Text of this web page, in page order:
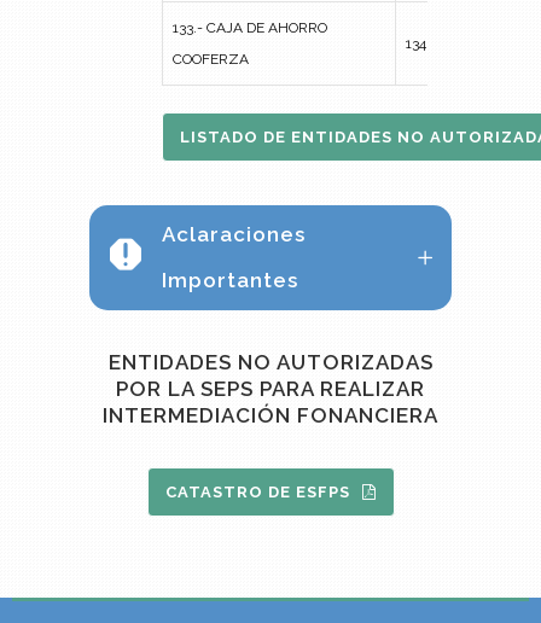
133.- CAJA DE AHORRO
COOFERZA
134.- COOFERZA
LISTADO DE ENTIDADES NO
Aclaraciones
Importantes
ENTIDADES NO AUTORIZADAS
POR LA SEPS PARA REALIZAR
INTERMEDIACIÓN FONANCIERA
CATASTRO DE ESFPS